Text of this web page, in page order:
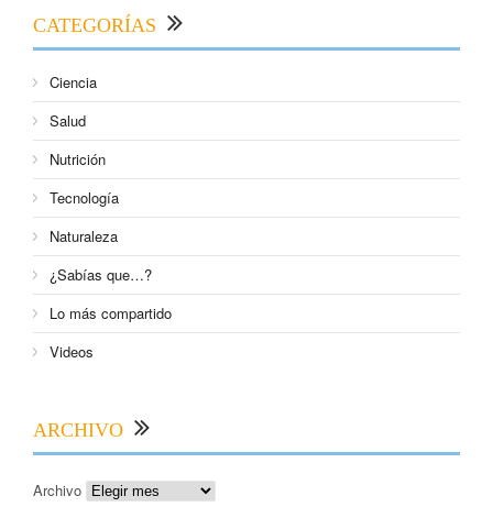
CATEGORÍAS
Ciencia
Salud
Nutrición
Tecnología
Naturaleza
¿Sabías que…?
Lo más compartido
Videos
ARCHIVO
Archivo